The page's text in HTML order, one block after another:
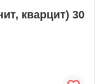
кварцит) 30